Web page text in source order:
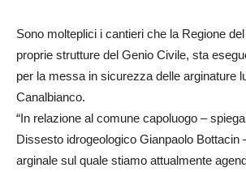
Sono molteplici i cantieri che la Regione
proprie strutture del Genio Civile, sta
per la messa in sicurezza delle arginature
Canalbianco.
“In relazione al comune capoluogo –
Dissesto idrogeologico Gianpaolo Bottacin
arginale sul quale stiamo attualmente